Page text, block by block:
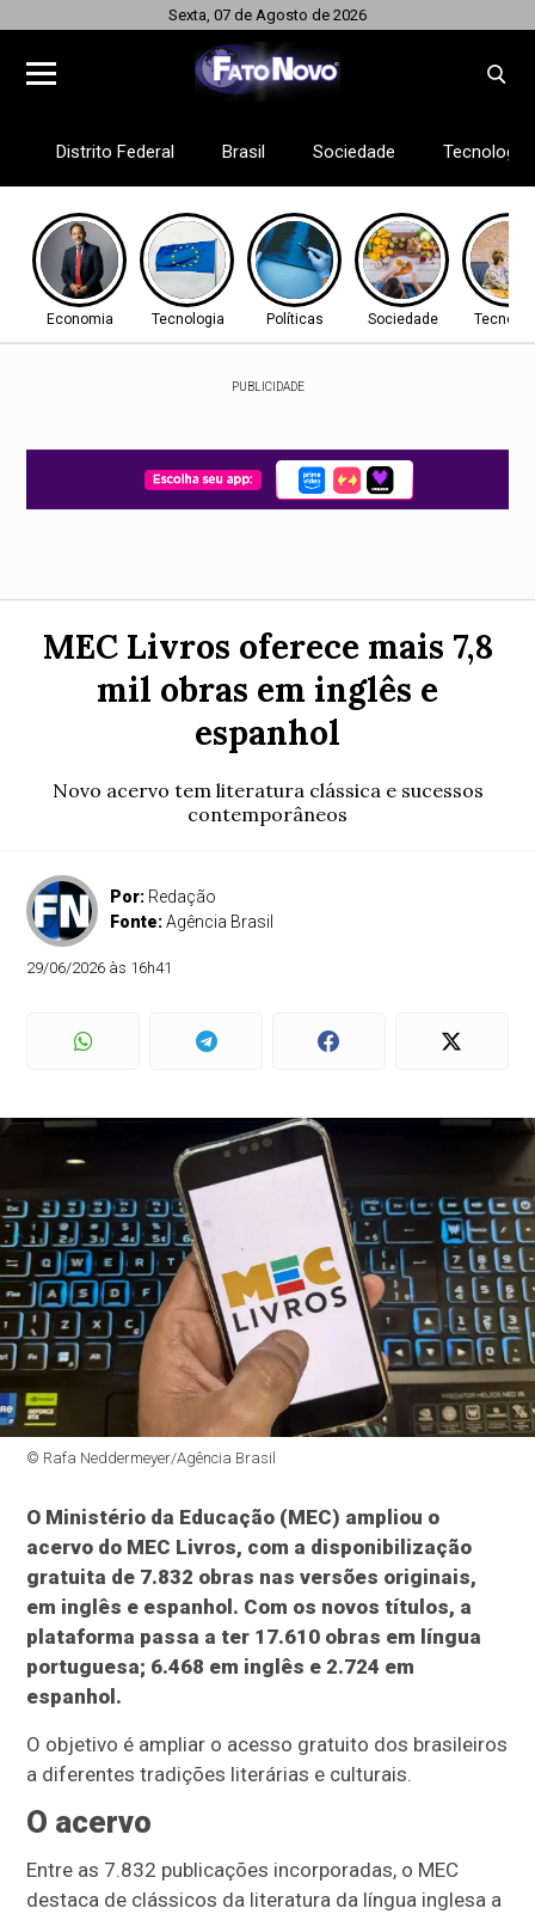
Sexta, 07 de Agosto de 2026
Distrito Federal Brasil Sociedade Tecnologia
Economia Tecnologia Políticas Sociedade
PUBLICIDADE
MEC Livros oferece mais 7,8
mil obras em inglês e
espanhol
Novo acervo tem literatura clássica e sucessos
contemporâneos
Por: Redação
Fonte:Agência Brasil
29/06/2026 às 16h41
© Rafa Neddermeyer/Agência Brasil
O Ministério da Educação (MEC) ampliou o
acervo do MEC Livros, com a disponibilização
gratuita de 7.832 obras nas versões originais,
em inglês e espanhol. Com os novos títulos, a
plataforma passa a ter 17.610 obras em língua
portuguesa; 6.468 em inglês e 2.724 em
espanhol.
O objetivo é ampliar o acesso gratuito dos brasileiros
a diferentes tradições literárias e culturais.
O acervo
Entre as 7.832 publicações incorporadas, o MEC
destaca de clássicos da literatura da língua inglesa a